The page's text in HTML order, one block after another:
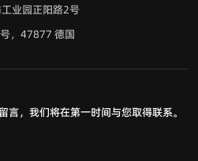
业园正阳路2号
，47877 德国
，我们将在第一时间与您取得联系。